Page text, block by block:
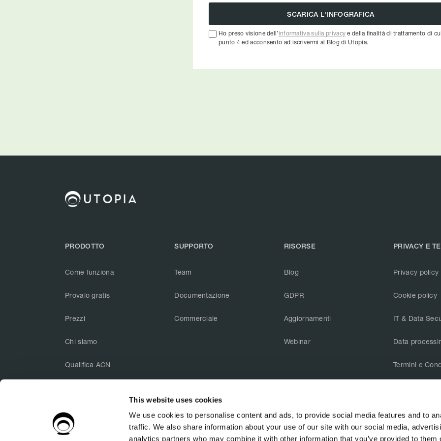
This website uses cookies
We use cookies to personalise content and ads, to provide social media features and to
traffic. We also share information about your use of our site with our social media,
analytics partners who may combine it with other information that you’ve provided to them
Ho preso visione dell’informativa sulla privacy e della finalità di trattamento di
punto 4 ed acconsento ad iscrivermi al Blog di Utopia.
PRODOTTO
Come funziona
Provalo gratis
Prezzi
Chi siamo
Qualifica ACN
SUPPORTO
Team
Documentazione
Commerciale
RISORSE
Blog
GDPR
Aggiornamenti
Webinar
PRIVACY E
Privacy policy
Cookie policy
IT & Data
Data
Termini e
